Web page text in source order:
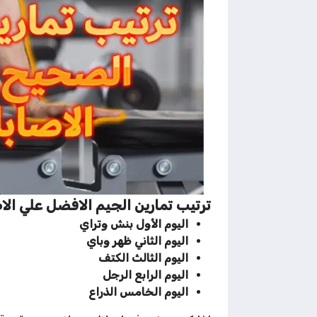
ترتيب تمارين الجيم الافضل علي
اليوم الأول بنش وتراي
اليوم الثاني ظهر وباي
اليوم الثالث الكتف
اليوم الرابع الرجل
اليوم الخامس الذراع